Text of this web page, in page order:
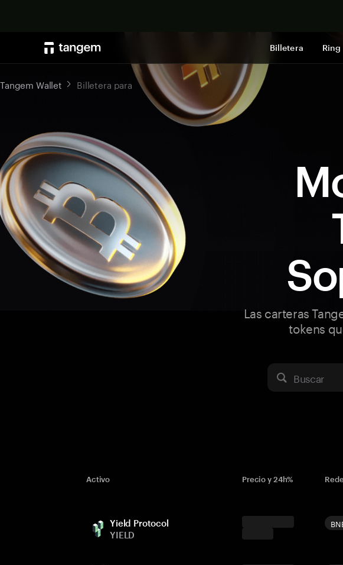
Billetera Ring
Tangem Wallet Billetera para
Las carteras
tokens
Buscar
Activo Precio y 24h%
Yield Protocol
YIELD